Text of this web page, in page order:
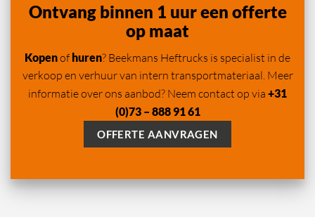
Ontvang binnen 1 uur een offerte
op maat
Kopenof huren? Beekmans Heftrucks is specialist in de
verkoop en verhuur van intern transportmateriaal. Meer
informatie over ons aanbod? Neem contact op via +31
(0)73 – 888 91 61
OFFERTE AANVRAGEN